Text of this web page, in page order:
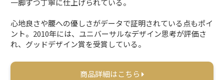
一脚ずつ丁寧に仕上げられている。
心地良さや腰への優しさがデータで証明されている点もポイ
ント。2010年には、ユニバーサルなデザイン思考が評価さ
れ、グッドデザイン賞を受賞している。
商品詳細はこちら